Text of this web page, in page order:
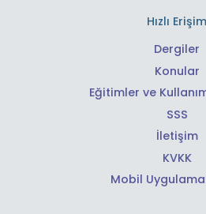
Hızlı Erişim
Dergiler
Konular
Eğitimler ve
SSS
İletişim
KVKK
Mobil